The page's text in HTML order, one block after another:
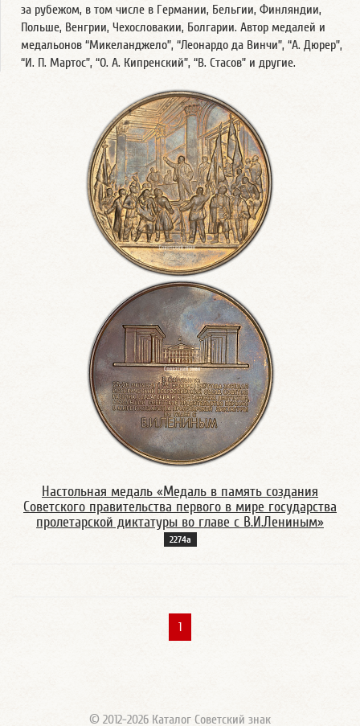
за рубежом, в том числе в Германии, Бельгии, Финляндии,
Польше, Венгрии, Чехословакии, Болгарии. Автор медалей и
медальонов “Микеланджело”, “Леонардо да Винчи”, “А. Дюрер”,
“И. П. Мартос”, “О. А. Кипренский”, “В. Стасов” и другие.
Настольная медаль «Медаль в память создания
Советского правительства первого в мире государства
пролетарской диктатуры во главе с В.И.Лениным»
2274а
1
© 2012-2026 Каталог Советский знак